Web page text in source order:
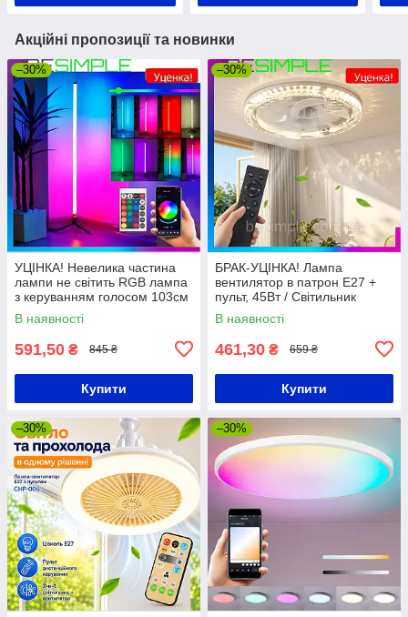
Акційні пропозиції та новинки
–30%
УЦІНКА! Невелика частина
лампи не світить RGB лампа
з керуванням голосом 103см
+ Пульт, від USB / Кольорова
лампа / RGB світильник
В наявності
591,50 ₴ 845 ₴
Купити
–30%
БРАК-УЦІНКА! Лампа
вентилятор в патрон Е27 +
пульт, 45Вт / Світильник
стельовий / Стельовий
вентилятор / Люстра з
В наявності
461,30 ₴ 659 ₴
Купити
–30% –30%